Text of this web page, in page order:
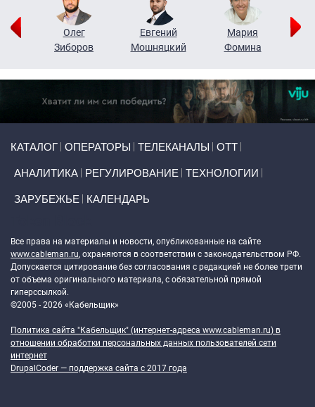
Олег
Зиборов
Евгений
Мошняцкий
Мария
Фомина
КАТАЛОГ ОПЕРАТОРЫ ТЕЛЕКАНАЛЫ ОТТ
АНАЛИТИКА РЕГУЛИРОВАНИЕ ТЕХНОЛОГИИ
ЗАРУБЕЖЬЕ КАЛЕНДАРЬ
Все права на материалы и новости, опубликованные на сайте
www.cableman.ru, охраняются в соответствии с законодательством РФ.
Допускается цитирование без согласования с редакцией не более трети
от объема оригинального материала, с обязательной прямой
гиперссылкой.
©2005 - 2026 «Кабельщик»
Политика сайта "Кабельщик" (интернет-адреса www.cableman.ru) в
отношении обработки персональных данных пользователей сети
интернет
DrupalCoder — поддержка сайта c 2017 года